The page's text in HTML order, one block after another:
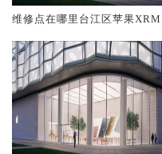
维修点在哪里台江区苹果XRMa